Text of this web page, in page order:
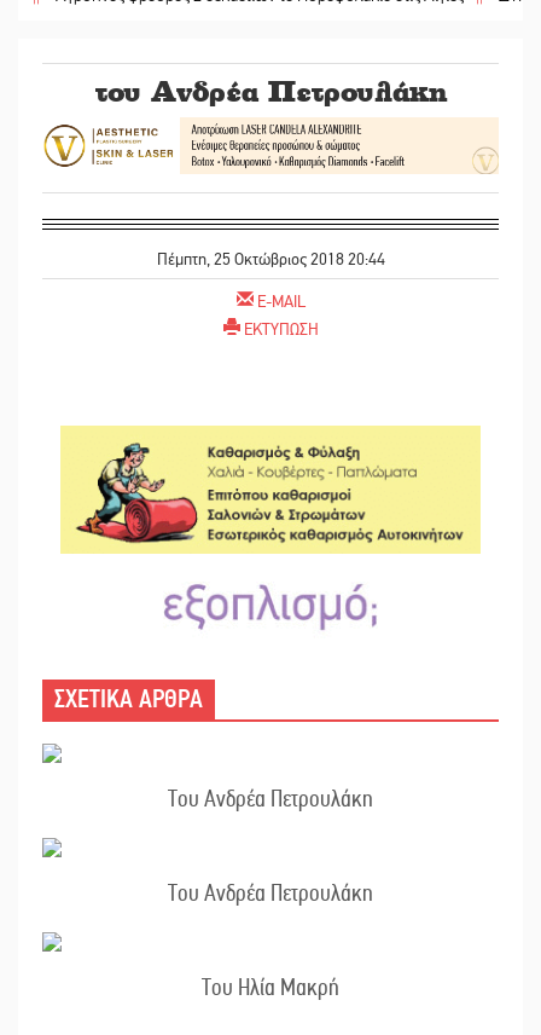
του Ανδρέα Πετρουλάκη
Πέμπτη, 25 Οκτώβριος 2018 20:44
E-MAIL
ΕΚΤΥΠΩΣΗ
ΣΧΕΤΙΚΑ ΑΡΘΡΑ
Του Ανδρέα Πετρουλάκη
Του Ανδρέα Πετρουλάκη
Του Ηλία Μακρή